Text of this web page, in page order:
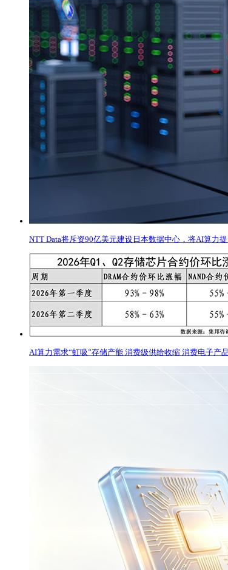
NTT Data将斥资90亿美元建设日本数据中心，将AI算力
AI算力需求“虹吸”存储产能 消费级供给收缩 消费电子产